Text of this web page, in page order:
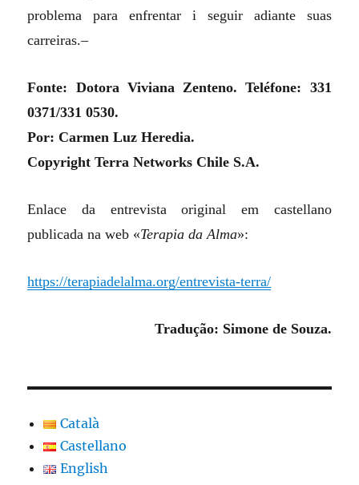
problema para enfrentar i seguir adiante suas
carreiras.–
Fonte: Dotora Viviana Zenteno. Teléfone: 331
0371/331 0530.
Por: Carmen Luz Heredia.
Copyright Terra Networks Chile S.A.
Enlace da entrevista original em castellano
publicada na web «Terapia da Alma»:
https://terapiadelalma.org/entrevista-terra/
Tradução: Simone de Souza.
Català
Castellano
English